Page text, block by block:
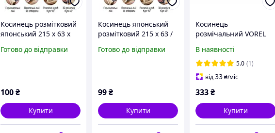
Косинець розмітковий
японський 215 х 63 х
Готово до відправки
100₴
Купити
Косинець японський
розмітковий 215 х 63 /
Готово до відправки
99₴
Купити
Косинець
розмічальний VOREL
(18357)
В наявності
5.0 (1)
від33₴/міс
333₴
Купити